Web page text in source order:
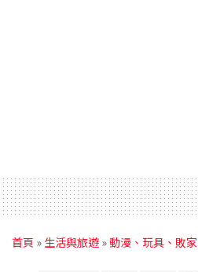
首頁 » 生活與旅遊 » 動漫、玩具、敗家